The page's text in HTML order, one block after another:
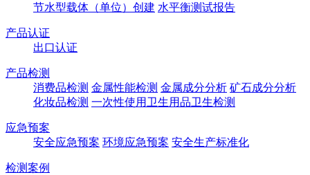
节水型载体（单位）创建 水平衡测试报告
产品认证
出口认证
产品检测
消费品检测 金属性能检测 金属成分分析 矿石成分分析
化妆品检测 一次性使用卫生用品卫生检测
应急预案
安全应急预案 环境应急预案 安全生产标准化
检测案例